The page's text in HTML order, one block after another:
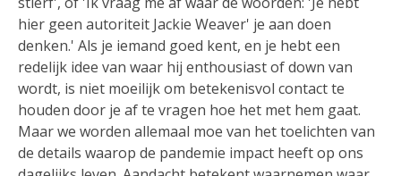
hier geen autoriteit Jackie Weaver' je aan doen
denken.' Als je iemand goed kent, en je hebt een
redelijk idee van waar hij enthousiast of down van
wordt, is niet moeilijk om betekenisvol contact te
houden door je af te vragen hoe het met hem gaat.
Maar we worden allemaal moe van het toelichten van
de details waarop de pandemie impact heeft op ons